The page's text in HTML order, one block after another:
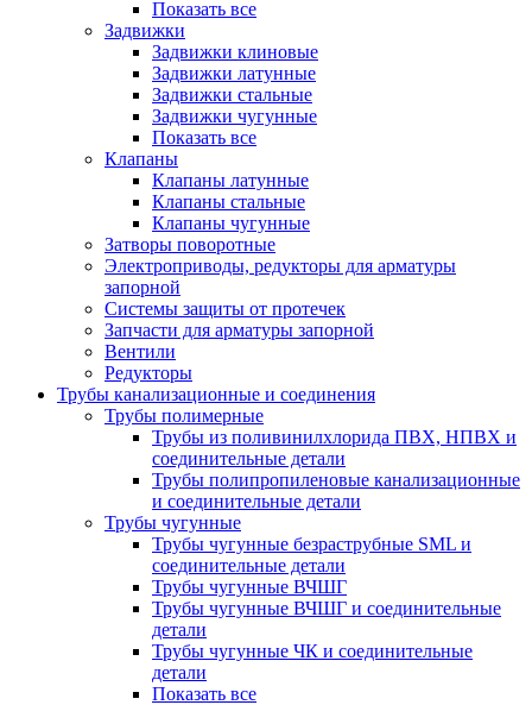
Показать все
Задвижки
Задвижки клиновые
Задвижки латунные
Задвижки стальные
Задвижки чугунные
Показать все
Клапаны
Клапаны латунные
Клапаны стальные
Клапаны чугунные
Затворы поворотные
Электроприводы, редукторы для арматуры
запорной
Системы защиты от протечек
Запчасти для арматуры запорной
Вентили
Редукторы
Трубы канализационные и соединения
Трубы полимерные
Трубы из поливинилхлорида ПВХ, НПВХ и
соединительные детали
Трубы полипропиленовые канализационные
и соединительные детали
Трубы чугунные
Трубы чугунные безраструбные SML и
соединительные детали
Трубы чугунные ВЧШГ
Трубы чугунные ВЧШГ и соединительные
детали
Трубы чугунные ЧК и соединительные
детали
Показать все